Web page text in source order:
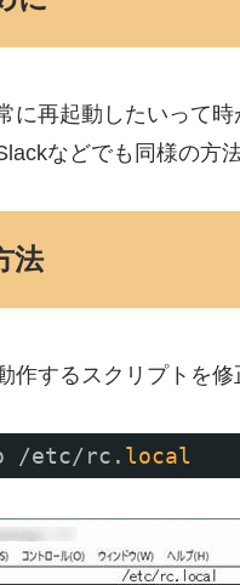
に再起動したいって
などでも同様の方
法
作するスクリプトを修
/etc/rc . local